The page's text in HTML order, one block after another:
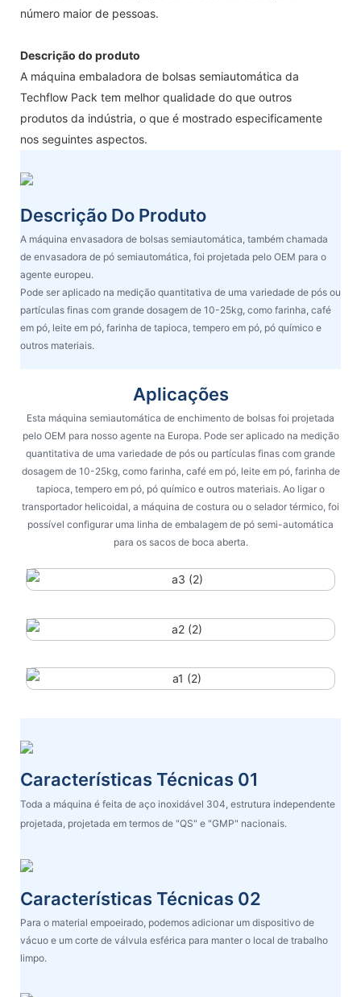
número maior de pessoas.
Descrição do produto
A máquina embaladora de bolsas semiautomática da
Techflow Pack tem melhor qualidade do que outros
produtos da indústria, o que é mostrado especificamente
nos seguintes aspectos.
Descrição Do Produto
A máquina envasadora de bolsas semiautomática, também chamada
de envasadora de pó semiautomática, foi projetada pelo OEM para o
agente europeu.
Pode ser aplicado na medição quantitativa de uma variedade de pós ou
partículas finas com grande dosagem de 10-25kg, como farinha, café
em pó, leite em pó, farinha de tapioca, tempero em pó, pó químico e
outros materiais.
Aplicações
Esta máquina semiautomática de enchimento de bolsas foi projetada
pelo OEM para nosso agente na Europa. Pode ser aplicado na medição
quantitativa de uma variedade de pós ou partículas finas com grande
dosagem de 10-25kg, como farinha, café em pó, leite em pó, farinha de
tapioca, tempero em pó, pó químico e outros materiais. Ao ligar o
transportador helicoidal, a máquina de costura ou o selador térmico, foi
possível configurar uma linha de embalagem de pó semi-automática
para os sacos de boca aberta.
Características Técnicas 01
Toda a máquina é feita de aço inoxidável 304, estrutura independente
projetada, projetada em termos de "QS" e "GMP" nacionais.
Características Técnicas 02
Para o material empoeirado, podemos adicionar um dispositivo de
vácuo e um corte de válvula esférica para manter o local de trabalho
limpo.